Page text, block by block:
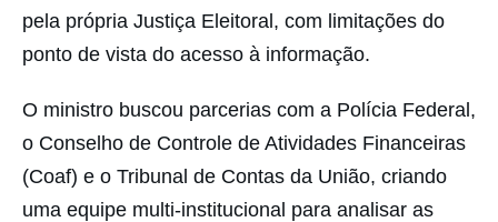
pela própria Justiça Eleitoral, com limitações do
ponto de vista do acesso à informação.
O ministro buscou parcerias com a Polícia Federal,
o Conselho de Controle de Atividades Financeiras
(Coaf) e o Tribunal de Contas da União, criando
uma equipe multi-institucional para analisar as